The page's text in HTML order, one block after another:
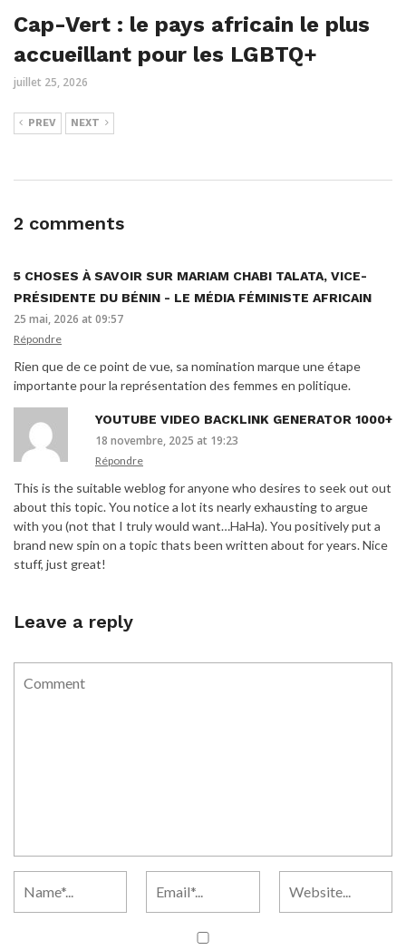
Cap-Vert : le pays africain le plus
accueillant pour les LGBTQ+
juillet 25, 2026
PREV NEXT
2 comments
5 CHOSES À SAVOIR SUR MARIAM CHABI TALATA, VICE-
PRÉSIDENTE DU BÉNIN - LE MÉDIA FÉMINISTE AFRICAIN
25 mai, 2026 at 09:57
Répondre
Rien que de ce point de vue, sa nomination marque une étape
importante pour la représentation des femmes en politique.
YOUTUBE VIDEO BACKLINK GENERATOR 1000+
18 novembre, 2025 at 19:23
Répondre
This is the suitable weblog for anyone who desires to seek out out
about this topic. You notice a lot its nearly exhausting to argue
with you (not that I truly would want…HaHa). You positively put a
brand new spin on a topic thats been written about for years. Nice
stuff, just great!
Leave a reply